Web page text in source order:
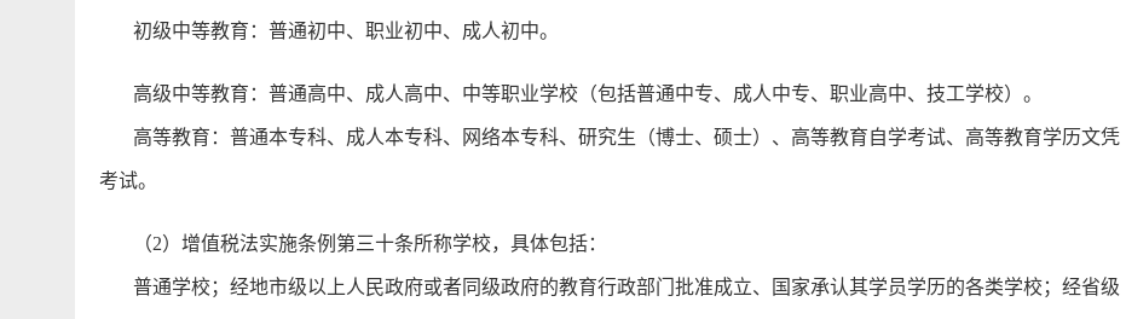
初级中等教育：普通初中、职业初中、成人初中。
高级中等教育：普通高中、成人高中、中等职业学校（包括普通中专、成人中专、职业高中、技工学校）。
高等教育：普通本专科、成人本专科、网络本专科、研究生（博士、硕士）、高等教育自学考试、高等教育学历文凭
考试。
（2）增值税法实施条例第三十条所称学校，具体包括：
普通学校；经地市级以上人民政府或者同级政府的教育行政部门批准成立、国家承认其学员学历的各类学校；经省级